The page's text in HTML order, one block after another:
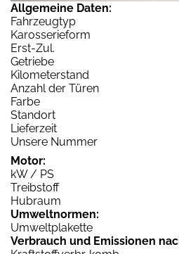
Allgemeine Daten:
Fahrzeugtyp
Karosserieform
Erst-Zul.
Getriebe
Kilometerstand
Anzahl der Türen
Farbe
Standort
Lieferzeit
Unsere Nummer
Motor:
kW / PS
Treibstoff
Hubraum
Umweltnormen:
Umweltplakette
Verbrauch und Emissionen